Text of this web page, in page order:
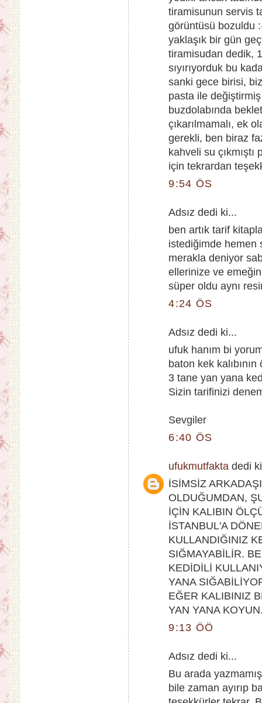
tiramisunun servis
görüntüsü bozuldu
yaklaşık bir gün
tiramisudan dedik,
sıyırıyorduk bu
sanki gece birisi,
pasta ile
buzdolabında
çıkarılmamalı, ek
gerekli, ben biraz
kahveli su
için tekrardan
9:54 ÖS
Adsız dedi ki...
ben artık tarif
istediğimde hemen
merakla deniyor
ellerinize ve
süper oldu aynı
4:24 ÖS
Adsız dedi ki...
ufuk hanım bi
baton kek
3 tane yan yana
Sizin tarifinizi
Sevgiler
6:40 ÖS
ufukmutfakta dedi
İSİMSİZ
OLDUĞUMDAN,
İÇİN KALIBIN
İSTANBUL'A
KULLANDIĞINIZ
SIĞMAYABİLİR.
KEDİDİLİ
YANA
EĞER KALIBINIZ
YAN YANA
9:13 ÖÖ
Adsız dedi ki...
Bu arada
bile zaman ayırıp